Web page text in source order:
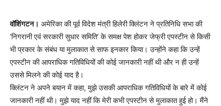
वॉशिंगटन। अमेरिका की पूर्व विदेश मंत्री हिलेरी क्लिंटन ने प्रतिनिधि सभा की
‘निगरानी एवं सरकारी सुधार समिति’ के समक्ष पेश होकर जेफ्री एपस्टीन से किसी
भी प्रकार के संबंध या मुलाकात से साफ इनकार किया। उन्होंने कहा कि उन्हें
एपस्टीन की आपराधिक गतिविधियों की कोई जानकारी नहीं थी और न ही उन्हें
उससे मिलने की कोई याद है।
क्लिंटन ने अपने बयान में कहा, मुझे उसकी आपराधिक गतिविधियों के बारे में कोई
जानकारी नहीं थी। मुझे याद नहीं कि मेरी कभी एपस्टीन से मुलाकात हुई हो। मैंने